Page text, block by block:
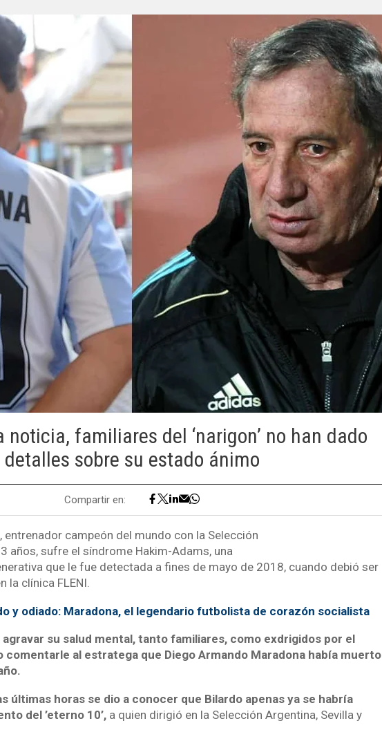
noticia, familiares del ‘narigon’ no han dado
detalles sobre su estado ánimo
Compartir en:
entrenador campeón del mundo con la Selección
años, sufre el síndrome Hakim-Adams, una
que le fue detectada a fines de mayo de 2018, cuando debió ser
la clínica FLENI.
y odiado: Maradona, el legendario futbolista de corazón socialista
agravar su salud mental, tanto familiares, como exdrigidos por el
comentarle al estratega que Diego Armando Maradona había muerto
últimas horas se dio a conocer que Bilardo apenas ya se habría
del ’eterno 10’,a quien dirigió en la Selección Argentina, Sevilla y